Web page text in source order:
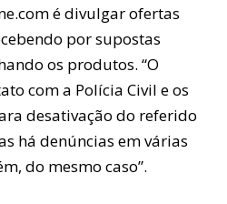
é divulgar ofertas
por supostas
os produtos. “O
com a Polícia Civil e os
desativação do referido
há denúncias em várias
do mesmo caso”.